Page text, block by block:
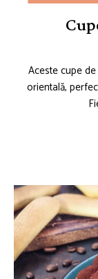
Aceste cupe
orientală,